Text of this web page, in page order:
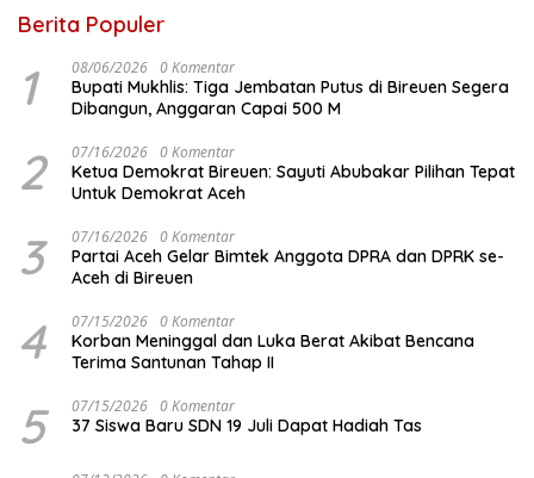
Berita Populer
1 08/06/2026 0 Komentar
Bupati Mukhlis: Tiga Jembatan Putus di Bireuen Segera
Dibangun, Anggaran Capai 500 M
2 07/16/2026 0 Komentar
Ketua Demokrat Bireuen: Sayuti Abubakar Pilihan Tepat
Untuk Demokrat Aceh
3 07/16/2026 0 Komentar
Partai Aceh Gelar Bimtek Anggota DPRA dan DPRK se-
Aceh di Bireuen
4 07/15/2026 0 Komentar
Korban Meninggal dan Luka Berat Akibat Bencana
Terima Santunan Tahap II
5 07/15/2026 0 Komentar
37 Siswa Baru SDN 19 Juli Dapat Hadiah Tas